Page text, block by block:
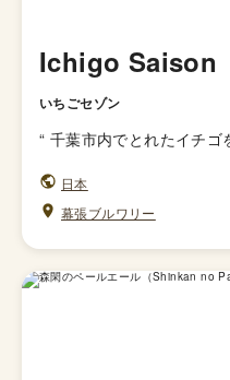
Ichigo Saison
いちごセゾン
“ 千葉市内でとれたイチゴ
日本
幕張ブルワリー